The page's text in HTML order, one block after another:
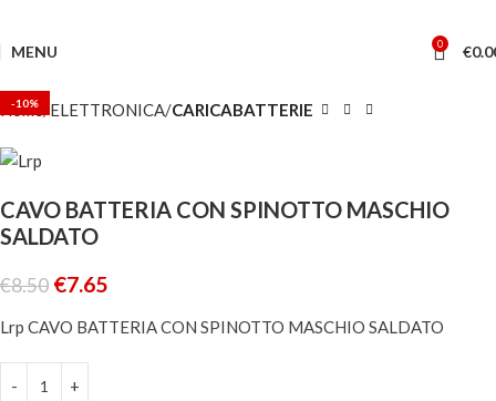
MENU 0 €
-10%
Home ELETTRONICA CARICABATTERIE
CAVO BATTERIA CON SPINOTTO MASCHIO
SALDATO
€8.50 €7.65
Lrp CAVO BATTERIA CON SPINOTTO MASCHIO SALDATO